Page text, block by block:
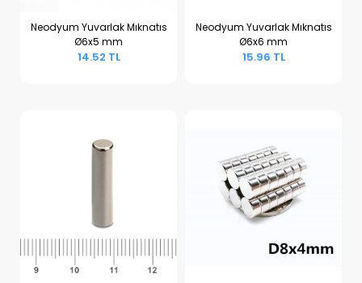
Sepete Ekle
Neodyum Yuvarlak Mıknatıs
Ø6x5 mm
14.52 TL
Sepete Ekle
Neodyum Yuvarlak Mıknatıs
Ø6x6 mm
15.96 TL